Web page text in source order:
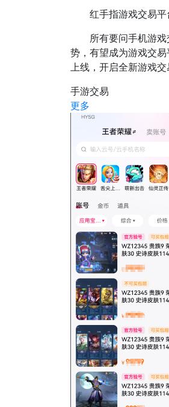
红手指游戏交易平台
所有要问手机游戏交
势，有望成为游戏交
上线，开启全新游戏交
手游交易
更多